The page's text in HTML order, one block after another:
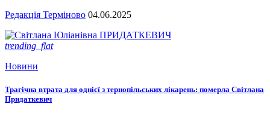
Редакція Терміново 04.06.2025
trending_flat
Новини
Трагічна втрата для однієї з тернопільських лікарень: померла Світлана
Придаткевич